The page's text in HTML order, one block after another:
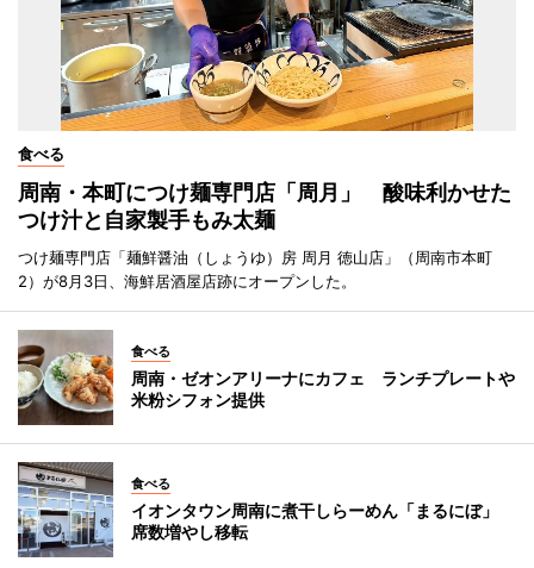
食べる
周南・本町につけ麺専門店「周月」 酸味利かせた
つけ汁と自家製手もみ太麺
つけ麺専門店「麺鮮醤油（しょうゆ）房 周月 徳山店」（周南市本町
2）が8月3日、海鮮居酒屋店跡にオープンした。
食べる
周南・ゼオンアリーナにカフェ ランチプレートや
米粉シフォン提供
食べる
イオンタウン周南に煮干しらーめん「まるにぼ」
席数増やし移転